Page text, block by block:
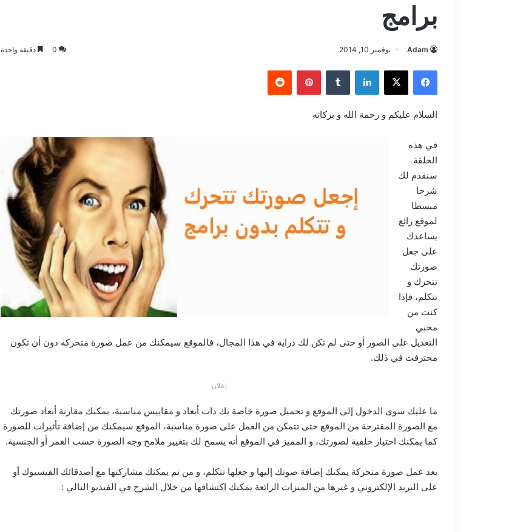
برامج
Adam نوفمبر 10, 2014 0 دقيقة واحدة
فيسبوك ‫X لينكدإن بينتيريست
السلام عليكم و رحمة الله و بركاته
في هذه
الحلقة
سنقدم لك
شرحا
مبسطا
لموقع رائع
يساعدك
على جعل
صورتك
تتحرك و
تتكلم، فإذا
كنت من
محبي
التعديل على الصور أو حتى لم تكن لك دراية في هذا المجال، فالموقع سيمكنك من عمل صورة متحركة دون أن تكون
محترفت في ذلك.
إعلان
ما عليك سوى الدخول إلى الموقع و تحميل صورة خاصة بك ذات أبعاد و مقاييس مناسبة، يمكنك مقارنة أبعاد صورتك
مع الصورة المقترحة من الموقع حتى تتمكن من العمل على صورة مناسبة، الموقع سيمكنك من إضافة تأثيرات للصورة
كما يمكنك اختيار خلفية لصورتك، و المميز في الموقع أنه يسمح لك بتغيير ملامح وجه الصورة حسب العمر أو الجنسية.
بعد عمل صورة متحركة يمكنك إضافة صوتك إليها و جعلها تتكلم، و من تم يمكنك مشاركتها مع أصدقائك الفيسبوك أو
على البريد الإلكتروني و غيرها من الميزات الرائعة يمكنك اكتشافها من خلال الشرح في الفيديو التالي :